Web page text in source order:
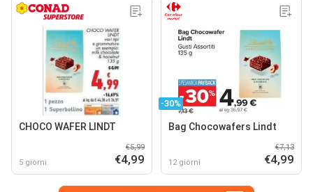
CHOCO WAFER LINDT
5 giorni
€5,99
€4,99
-30%
Bag Chocowafers Lindt
12 giorni
€7,13
€4,99